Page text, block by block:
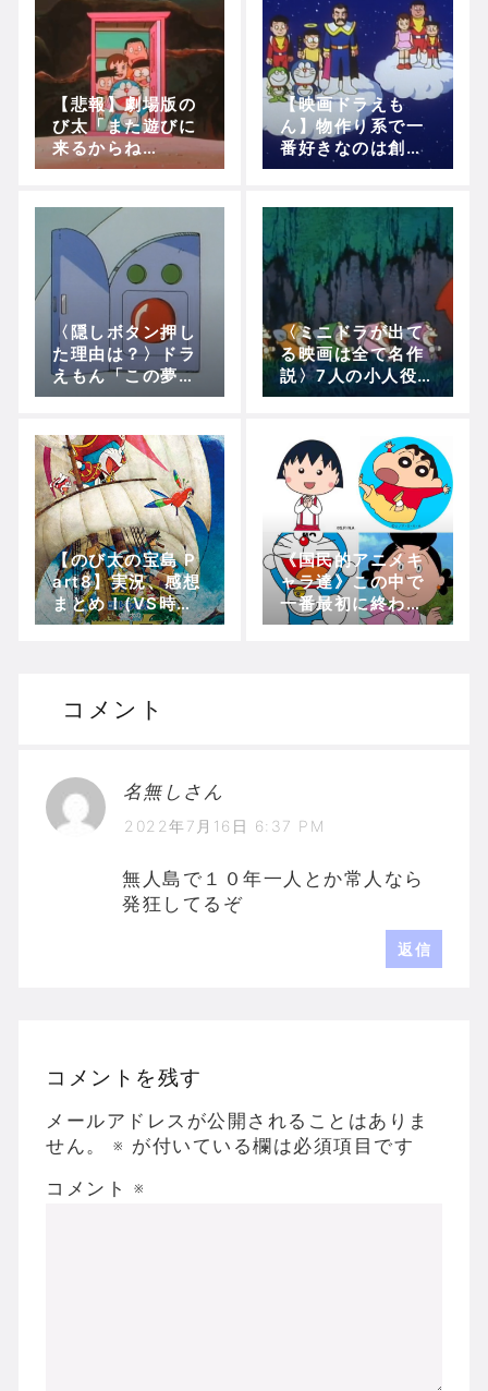
【悲報】劇場版の
び太「また遊びに
来るからね
～！！」←来ない
【映画ドラえも
ん】物作り系で一
番好きなのは創世
日記なんやけど受
〈隠しボタン押し
た理由は？〉ドラ
えもん「この夢は
遊びじゃないんだ
ぞ！！！」(夢幻三
剣士)
〈ミニドラが出て
る映画は全て名作
説〉7人の小人役の
ミニドラかわい
陽王伝説)
【のび太の宝島 P
art8】実況、感想
まとめ！(VS時空
海賊～クイズの誘
《国民的アニメキ
ャラ達》この中で
一番最初に終わる
or 一番最後まで残
コメント
名無しさん
2022年7月16日 6:37 PM
無人島で１０年一人とか常人なら
発狂してるぞ
返信
コメントを残す
メールアドレスが公開されることはありま
せん。
※ が付いている欄は必須項目です
コメント ※